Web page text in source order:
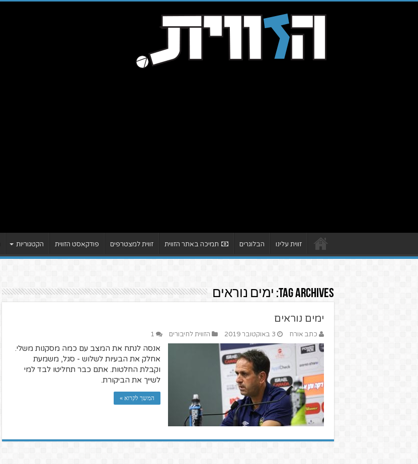
זווית עלינו הבלוגרים תמיכה באתר הזווית זווית למצטרפים פודקאסט הזווית הקטגוריות
Tag Archives: ימים נוראים
ימים נוראים
כתב אורח 3 באוקטובר 2019 הזווית לחיבורים 1
אנסה לנתח את המצב עם כמה מסקנות משלי.
אחלק את הבעיות לשלוש - סגל, משמעת
וקבלת החלטות. אתם כבר תחליטו לבד למי
לשייך את הביקורת.
המשך לקרוא »